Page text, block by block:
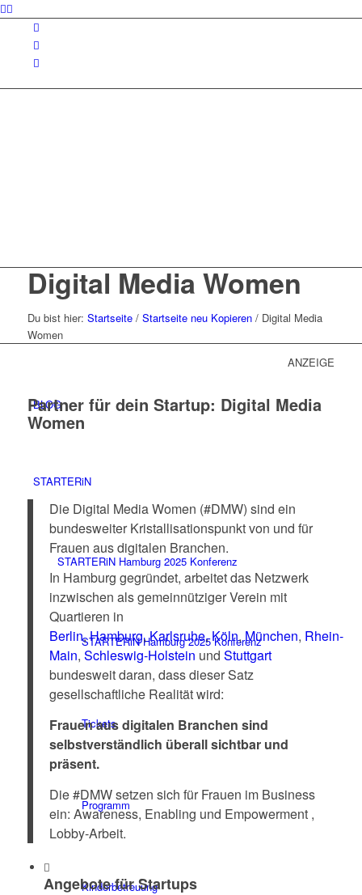
BLOG
STARTERiN
STARTERiN Hamburg 2025 Konferenz
STARTERiN Hamburg 2025 Konferenz
Tickets
Programm
Kinderbetreuung
Digital Media Women
Du bist hier: Startseite / Startseite neu Kopieren / Digital Media
Women
ANZEIGE
Partner für dein Startup: Digital Media
Women
Die Digital Media Women (#DMW) sind ein
bundesweiter Kristallisationspunkt von und für
Frauen aus digitalen Branchen.
In Hamburg gegründet, arbeitet das Netzwerk
inzwischen als gemeinnütziger Verein mit
Quartieren in
Berlin,Hamburg,Karlsruhe,Köln,München, Rhein-
Main, Schleswig-Holstein und Stuttgart
bundesweit daran, dass dieser Satz
gesellschaftliche Realität wird:
Frauen aus digitalen Branchen sind
selbstverständlich überall sichtbar und
präsent.
Die #DMW setzen sich für Frauen im Business
ein: Awareness, Enabling und Empowerment ,
Lobby-Arbeit.
Angebote für Startups